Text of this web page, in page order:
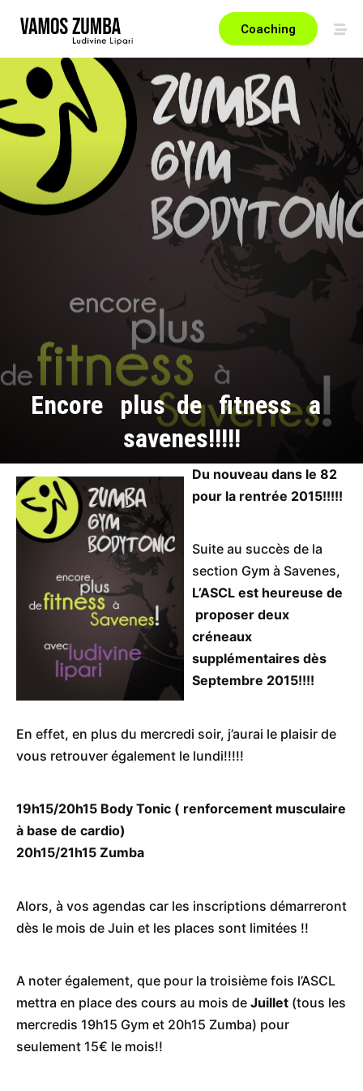
Coaching
Encore plus de fitness a
savenes!!!!!
Du nouveau dans le 82
pour la rentrée 2015!!!!!
Suite au succès de la
section Gym à Savenes,
L’ASCL est heureuse de
proposer deux
créneaux
supplémentaires dès
Septembre 2015!!!!
En effet, en plus du mercredi soir, j’aurai le plaisir de
vous retrouver également le lundi!!!!!
19h15/20h15 Body Tonic ( renforcement musculaire
à base de cardio)
20h15/21h15 Zumba
Alors, à vos agendas car les inscriptions démarreront
dès le mois de Juin et les places sont limitées !!
A noter également, que pour la troisième fois l’ASCL
mettra en place des cours au mois de Juillet (tous les
mercredis 19h15 Gym et 20h15 Zumba) pour
seulement 15€ le mois!!